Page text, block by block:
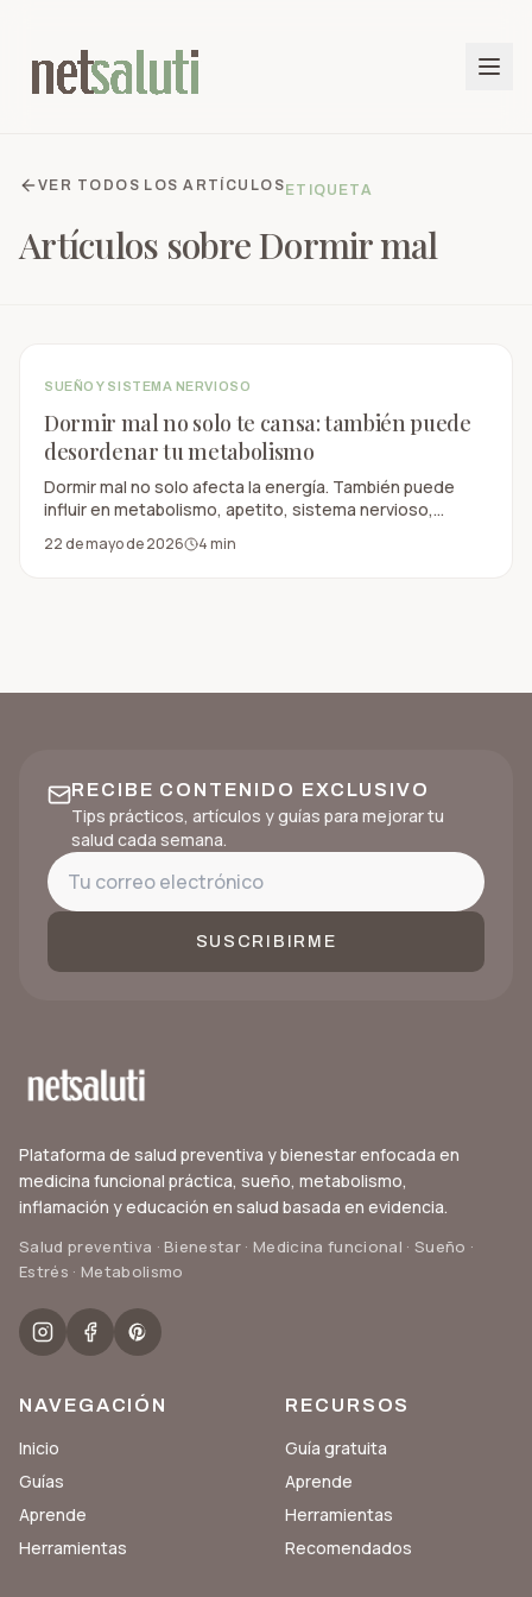
VER TODOS LOS ARTÍCULOS ETIQUETA
Artículos sobreDormir mal
SUEÑO Y SISTEMA NERVIOSO
Dormir mal no solo te cansa: también puede
desordenar tu metabolismo
Dormir mal no solo afecta la energía. También puede
influir en metabolismo, apetito, sistema nervioso,
concentración y salud preventiva.
22 de mayo de 2026 4min
RECIBE CONTENIDO EXCLUSIVO
Tips prácticos, artículos y guías para mejorar tu
salud cada semana.
SUSCRIBIRME
Plataforma de salud preventiva y bienestar enfocada en
medicina funcional práctica, sueño, metabolismo,
inflamación y educación en salud basada en evidencia.
Salud preventiva · Bienestar · Medicina funcional · Sueño ·
Estrés · Metabolismo
NAVEGACIÓN
Inicio
Guías
Aprende
Herramientas
RECURSOS
Guía gratuita
Aprende
Herramientas
Recomendados